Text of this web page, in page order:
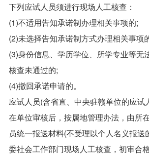
下列应试人员须进行现场人工核查：
(1)不适用告知承诺制办理相关事项的;
(2)未选择告知承诺制方式办理相关事项
(3)身份信息、学历学位、所学专业等无
核查未通过的;
(4)撤回承诺申请的。
应试人员(含省直、中央驻赣单位的应试
在单位审核后，按属地管理办法，由所
员统一报送材料(不受理以个人名义报送
委社会工作部门现场人工核查，初审合